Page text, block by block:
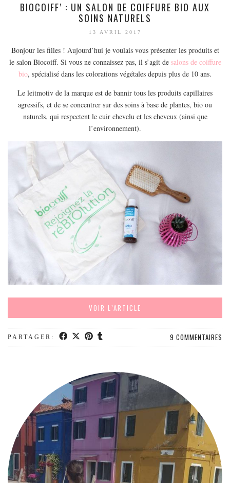
BIOCOIFF’ : UN SALON DE COIFFURE BIO AUX
SOINS NATURELS
13 AVRIL 2017
Bonjour les filles ! Aujourd’hui je voulais vous présenter les produits et
le salon Biocoiff. Si vous ne connaissez pas, il s’agit de salons de coiffure
bio, spécialisé dans les colorations végétales depuis plus de 10 ans.
Le leitmotiv de la marque est de bannir tous les produits capillaires
agressifs, et de se concentrer sur des soins à base de plantes, bio ou
naturels, qui respectent le cuir chevelu et les cheveux (ainsi que
l’environnement).
VOIR L’ARTICLE
PARTAGER: 9 COMMENTAIRES